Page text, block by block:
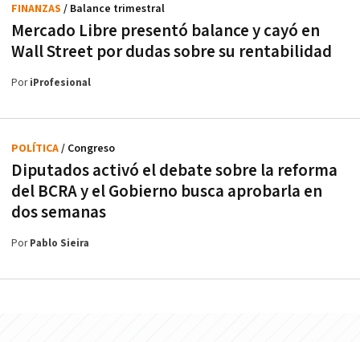
Mercado Libre presentó balance y cayó en
Wall Street por dudas sobre su rentabilidad
FINANZAS / Balance trimestral
PoriProfesional
Diputados activó el debate sobre la reforma
del BCRA y el Gobierno busca aprobarla en
dos semanas
POLÍTICA/ Congreso
PorPablo Sieira